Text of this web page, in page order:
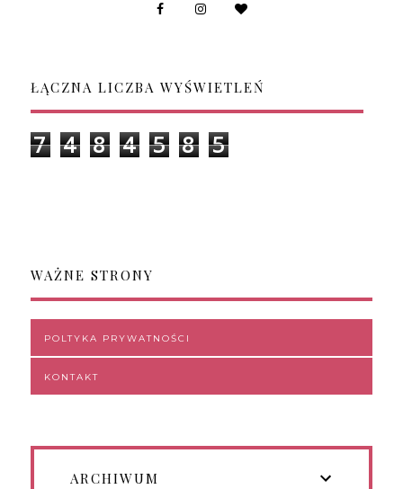
ŁĄCZNA LICZBA WYŚWIETLEŃ
7 4 8 4 5 8 5
WAŻNE STRONY
POLTYKA PRYWATNOŚCI
KONTAKT
ARCHIWUM